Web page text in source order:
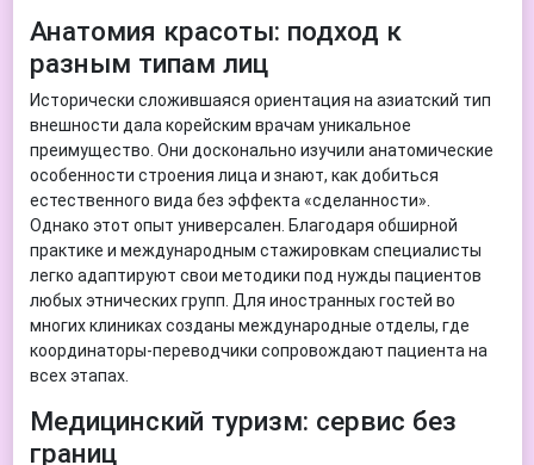
Анатомия красоты: подход к
разным типам лиц
Исторически сложившаяся ориентация на азиатский тип
внешности дала корейским врачам уникальное
преимущество. Они досконально изучили анатомические
особенности строения лица и знают, как добиться
естественного вида без эффекта «сделанности».
Однако этот опыт универсален. Благодаря обширной
практике и международным стажировкам специалисты
легко адаптируют свои методики под нужды пациентов
любых этнических групп. Для иностранных гостей во
многих клиниках созданы международные отделы, где
координаторы-переводчики сопровождают пациента на
всех этапах.
Медицинский туризм: сервис без
границ